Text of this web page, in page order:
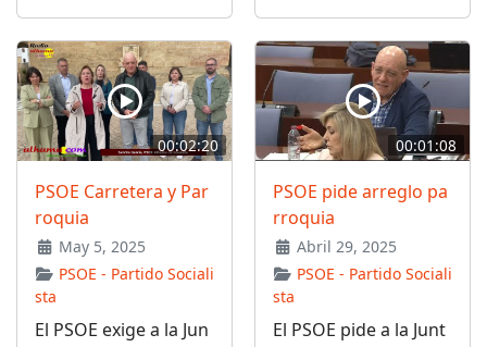
00:02:20
PSOE Carretera y Par
roquia
May 5, 2025
PSOE - Partido Sociali
sta
El PSOE exige a la Jun
00:01:08
PSOE pide arreglo pa
rroquia
Abril 29, 2025
PSOE - Partido Sociali
sta
El PSOE pide a la Junt